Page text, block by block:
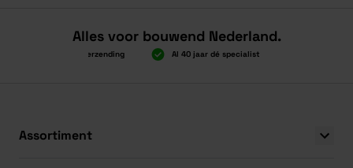
Alles voor bouwend Nederland.
2.000 gratis verzending Al 40 jaar dé specialist
Assortiment